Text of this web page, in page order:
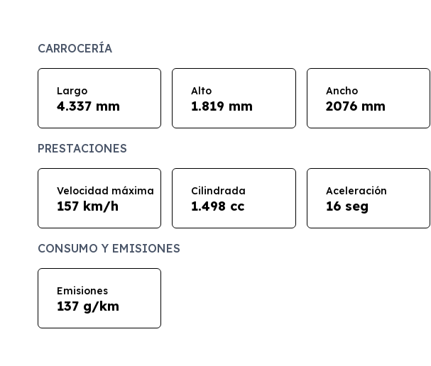
CARROCERÍA
Largo
4.337 mm
Alto
1.819 mm
Ancho
2076 mm
PRESTACIONES
Velocidad máxima
157 km/h
Cilindrada
1.498 cc
Aceleración
16 seg
CONSUMO Y EMISIONES
Emisiones
137 g/km